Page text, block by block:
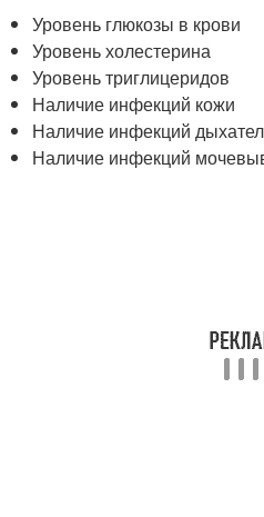
Уровень глюкозы в крови
Уровень холестерина
Уровень триглицеридов
Наличие инфекций кожи
Наличие инфекций
Наличие инфекций